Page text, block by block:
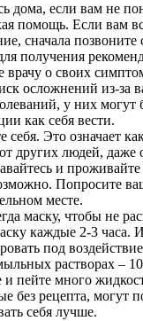
дома, если вам не
помощь. Если вам
сначала
получения
врачу о своих
осложнений из-за
у них
как себя вести.
себя. Это означает
других людей, даже
и
Попросите
месте.
маску, чтобы не
каждые 2-3 часа.
под
растворах –
пейте много
без рецепта, могут
себя лучше.